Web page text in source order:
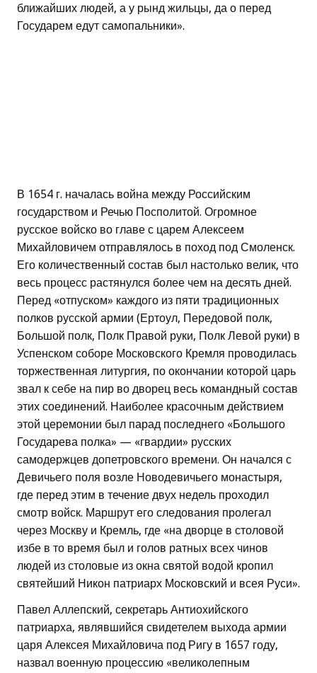
ближайших людей, а у рынд жильцы, да о перед
Государем едут самопальники».
В 1654 г. началась война между Российским
государством и Речью Посполитой. Огромное
русское войско во главе с царем Алексеем
Михайловичем отправлялось в поход под Смоленск.
Его количественный состав был настолько велик, что
весь процесс растянулся более чем на десять дней.
Перед «отпуском» каждого из пяти традиционных
полков русской армии (Ертоул, Передовой полк,
Большой полк, Полк Правой руки, Полк Левой руки) в
Успенском соборе Московского Кремля проводилась
торжественная литургия, по окончании которой царь
звал к себе на пир во дворец весь командный состав
этих соединений. Наиболее красочным действием
этой церемонии был парад последнего «Большого
Государева полка» — «гвардии» русских
самодержцев допетровского времени. Он начался с
Девичьего поля возле Новодевичьего монастыря,
где перед этим в течение двух недель проходил
смотр войск. Маршрут его следования пролегал
через Москву и Кремль, где «на дворце в столовой
избе в то время был и голов ратных всех чинов
людей из столовые из окна святой водой кропил
святейший Никон патриарх Московский и всея Руси».
Павел Аллепский, секретарь Антиохийского
патриарха, являвшийся свидетелем выхода армии
царя Алексея Михайловича под Ригу в 1657 году,
назвал военную процессию «великолепным